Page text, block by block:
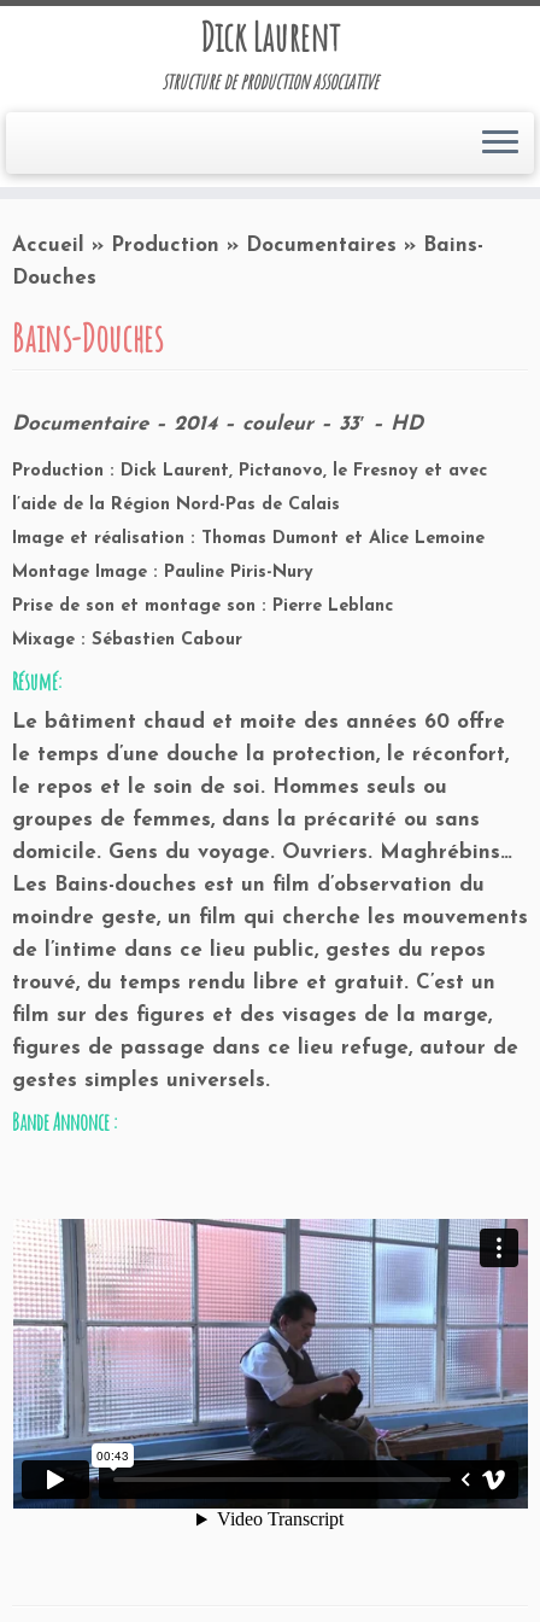
Dick Laurent
structure de production associative
Accueil » Production » Documentaires » Bains-
Douches
Bains-Douches
Documentaire – 2014 – couleur – 33′ – HD
Production : Dick Laurent, Pictanovo, le Fresnoy et avec
l’aide de la Région Nord-Pas de Calais
Image et réalisation : Thomas Dumont et Alice Lemoine
Montage Image : Pauline Piris-Nury
Prise de son et montage son : Pierre Leblanc
Mixage : Sébastien Cabour
Résumé:
Le bâtiment chaud et moite des années 60 offre
le temps d’une douche la protection, le réconfort,
le repos et le soin de soi. Hommes seuls ou
groupes de femmes, dans la précarité ou sans
domicile. Gens du voyage. Ouvriers. Maghrébins…
Les Bains-douches est un film d’observation du
moindre geste, un film qui cherche les mouvements
de l’intime dans ce lieu public, gestes du repos
trouvé, du temps rendu libre et gratuit. C’est un
film sur des figures et des visages de la marge,
figures de passage dans ce lieu refuge, autour de
gestes simples universels.
Bande Annonce :